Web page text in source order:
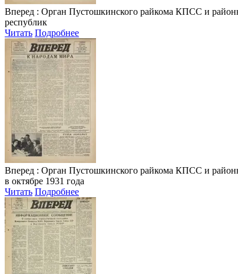
Вперед : Орган Пустошкинского райкома КПСС и
республик
Читать Подробнее
Вперед : Орган Пустошкинского райкома КПСС и
в октябре 1931 года
Читать Подробнее